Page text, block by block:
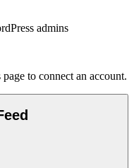
admins
to connect an account.